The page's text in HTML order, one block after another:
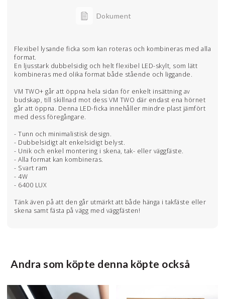
Dokument
Flexibel lysande ficka som kan roteras och kombineras med alla
format.
En ljusstark dubbelsidig och helt flexibel LED-skylt, som lätt
kombineras med olika format både stående och liggande.
VM TWO+ går att öppna hela sidan för enkelt insättning av
budskap, till skillnad mot dess VM TWO där endast ena hörnet
går att öppna. Denna LED-ficka innehåller mindre plast jämfört
med dess föregångare.
- Tunn och minimalistisk design.
- Dubbelsidigt alt enkelsidigt belyst.
- Unik och enkel montering i skena, tak- eller väggfäste.
- Alla format kan kombineras.
- Svart ram
- 4W
- 6400 LUX
Tänk även på att den går utmärkt att både hänga i takfäste eller
skena samt fästa på vägg med väggfästen!
Andra som köpte denna köpte också